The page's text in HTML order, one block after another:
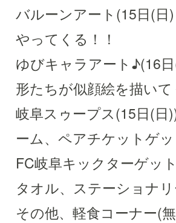
バルーンアート(15日(
やってくる！！
ゆびキャラアート♪(16
形たちが似顔絵を描いて
岐阜スゥープス(15日(
ーム、ペアチケットゲ
FC岐阜キックターゲッ
タオル、ステーショナ
その他、軽食コーナー(